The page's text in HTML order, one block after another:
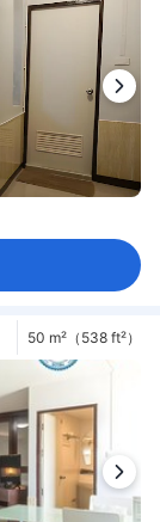
50 m²（538 ft²）